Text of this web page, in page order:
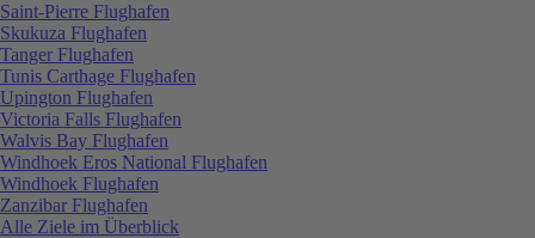
Saint-Pierre Flughafen
Skukuza Flughafen
Tanger Flughafen
Tunis Carthage Flughafen
Upington Flughafen
Victoria Falls Flughafen
Walvis Bay Flughafen
Windhoek Eros National Flughafen
Windhoek Flughafen
Zanzibar Flughafen
Alle Ziele im Überblick